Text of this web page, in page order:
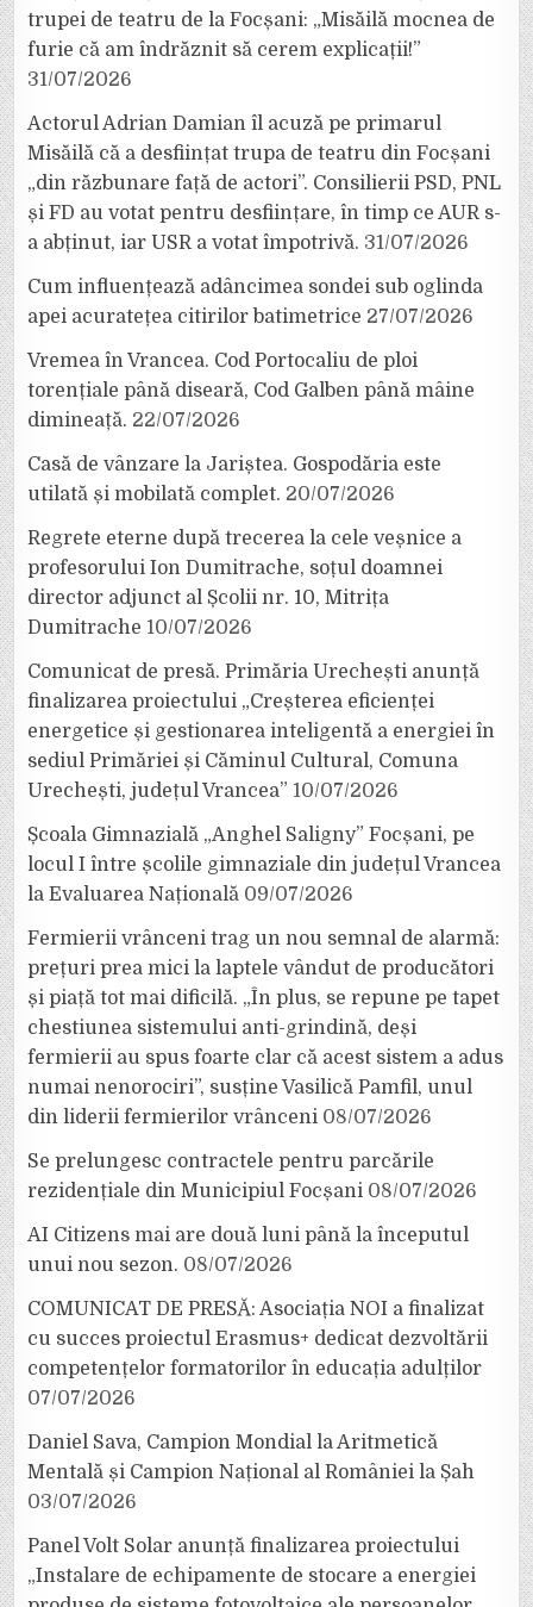
trupei de teatru de la Focșani: „Misăilă mocnea de
furie că am îndrăznit să cerem explicații!”
31/07/2026
Actorul Adrian Damian îl acuză pe primarul
Misăilă că a desființat trupa de teatru din Focșani
„din răzbunare față de actori”. Consilierii PSD, PNL
și FD au votat pentru desființare, în timp ce AUR s-
a abținut, iar USR a votat împotrivă. 31/07/2026
Cum influențează adâncimea sondei sub oglinda
apei acuratețea citirilor batimetrice 27/07/2026
Vremea în Vrancea. Cod Portocaliu de ploi
torențiale până diseară, Cod Galben până mâine
dimineață. 22/07/2026
Casă de vânzare la Jariștea. Gospodăria este
utilată și mobilată complet. 20/07/2026
Regrete eterne după trecerea la cele veșnice a
profesorului Ion Dumitrache, soțul doamnei
director adjunct al Școlii nr. 10, Mitrița
Dumitrache 10/07/2026
Comunicat de presă. Primăria Urechești anunță
finalizarea proiectului „Creșterea eficienței
energetice și gestionarea inteligentă a energiei în
sediul Primăriei și Căminul Cultural, Comuna
Urechești, județul Vrancea” 10/07/2026
Școala Gimnazială „Anghel Saligny” Focșani, pe
locul I între școlile gimnaziale din județul Vrancea
la Evaluarea Națională 09/07/2026
Fermierii vrânceni trag un nou semnal de alarmă:
prețuri prea mici la laptele vândut de producători
și piață tot mai dificilă. „În plus, se repune pe tapet
chestiunea sistemului anti-grindină, deși
fermierii au spus foarte clar că acest sistem a adus
numai nenorociri”, susține Vasilică Pamfil, unul
din liderii fermierilor vrânceni 08/07/2026
Se prelungesc contractele pentru parcările
rezidențiale din Municipiul Focșani 08/07/2026
AI Citizens mai are două luni până la începutul
unui nou sezon. 08/07/2026
COMUNICAT DE PRESĂ: Asociația NOI a finalizat
cu succes proiectul Erasmus+ dedicat dezvoltării
competențelor formatorilor în educația adulților
07/07/2026
Daniel Sava, Campion Mondial la Aritmetică
Mentală și Campion Național al României la Șah
03/07/2026
Panel Volt Solar anunță finalizarea proiectului
„Instalare de echipamente de stocare a energiei